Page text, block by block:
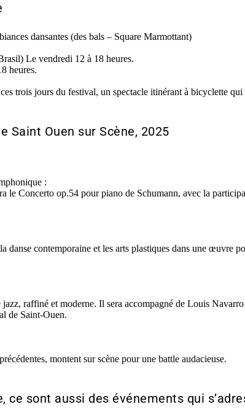
dansantes (des bals – Square Marmottant)
Le vendredi 12 à 18 heures.
heures.
trois jours du festival, un spectacle itinérant à bicyclette
Saint Ouen sur Scène, 2025
:
le Concerto op.54 pour piano de Schumann, avec la
contemporaine et les arts plastiques dans une œuvre
raffiné et moderne. Il sera accompagné de Louis
de Saint-Ouen.
montent sur scène pour une battle audacieuse.
ce sont aussi des événements qui